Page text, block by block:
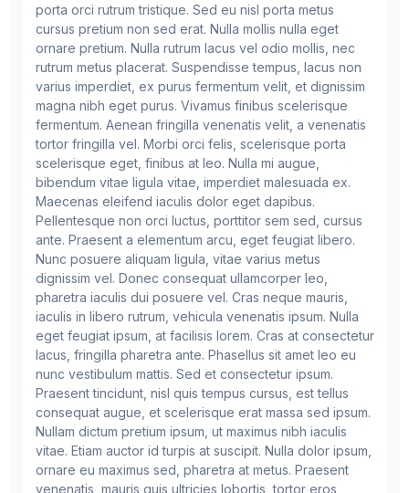
porta orci rutrum tristique. Sed eu nisl porta metus
cursus pretium non sed erat. Nulla mollis nulla eget
ornare pretium. Nulla rutrum lacus vel odio mollis, nec
rutrum metus placerat. Suspendisse tempus, lacus non
varius imperdiet, ex purus fermentum velit, et dignissim
magna nibh eget purus. Vivamus finibus scelerisque
fermentum. Aenean fringilla venenatis velit, a venenatis
tortor fringilla vel. Morbi orci felis, scelerisque porta
scelerisque eget, finibus at leo. Nulla mi augue,
bibendum vitae ligula vitae, imperdiet malesuada ex.
Maecenas eleifend iaculis dolor eget dapibus.
Pellentesque non orci luctus, porttitor sem sed, cursus
ante. Praesent a elementum arcu, eget feugiat libero.
Nunc posuere aliquam ligula, vitae varius metus
dignissim vel. Donec consequat ullamcorper leo,
pharetra iaculis dui posuere vel. Cras neque mauris,
iaculis in libero rutrum, vehicula venenatis ipsum. Nulla
eget feugiat ipsum, at facilisis lorem. Cras at consectetur
lacus, fringilla pharetra ante. Phasellus sit amet leo eu
nunc vestibulum mattis. Sed et consectetur ipsum.
Praesent tincidunt, nisl quis tempus cursus, est tellus
consequat augue, et scelerisque erat massa sed ipsum.
Nullam dictum pretium ipsum, ut maximus nibh iaculis
vitae. Etiam auctor id turpis at suscipit. Nulla dolor ipsum,
ornare eu maximus sed, pharetra at metus. Praesent
venenatis, mauris quis ultricies lobortis, tortor eros